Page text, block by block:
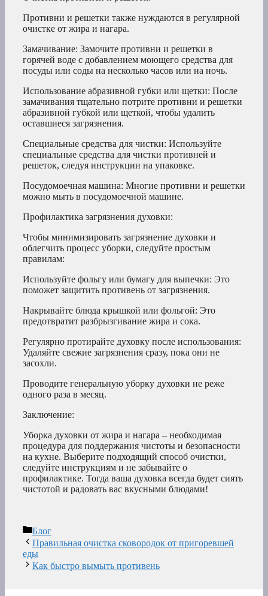
Противни и решетки также нуждаются в регулярной
очистке от жира и нагара.
Замачивание: Замочите противни и решетки в
горячей воде с добавлением моющего средства для
посуды или соды на несколько часов или на ночь.
Использование абразивной губки или щетки: После
замачивания тщательно потрите противни и решетки
абразивной губкой или щеткой, чтобы удалить
оставшиеся загрязнения.
Специальные средства для чистки: Используйте
специальные средства для чистки противней и
решеток, следуя инструкции на упаковке.
Посудомоечная машина: Многие противни и решетки
можно мыть в посудомоечной машине.
Профилактика загрязнения духовки:
Чтобы минимизировать загрязнение духовки и
облегчить процесс уборки, следуйте простым
правилам:
Используйте фольгу или бумагу для выпечки: Это
поможет защитить противень от загрязнения.
Накрывайте блюда крышкой или фольгой: Это
предотвратит разбрызгивание жира и сока.
Регулярно протирайте духовку после использования:
Удаляйте свежие загрязнения сразу, пока они не
засохли.
Проводите генеральную уборку духовки не реже
одного раза в месяц.
Заключение:
Уборка духовки от жира и нагара – необходимая
процедура для поддержания чистоты и безопасности
на кухне. Выберите подходящий способ очистки,
следуйте инструкциям и не забывайте о
профилактике. Тогда ваша духовка всегда будет сиять
чистотой и радовать вас вкусными блюдами!
Рубрики
Блог
Правильная очистка сковородок от пригоревшей
еды
Как быстро вымыть противень